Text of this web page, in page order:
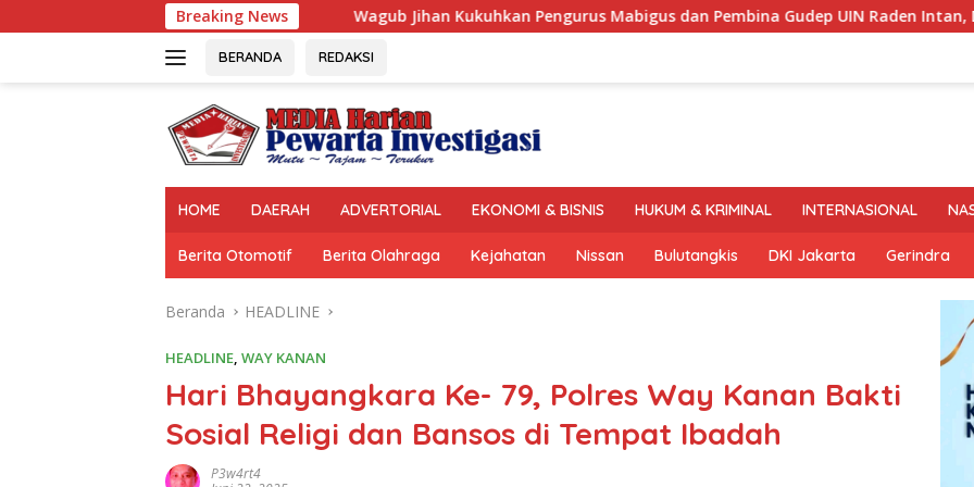
ke
Breaking News
Wagub Jihan Kukuhkan Pengurus Mabigus dan Pembina Gudep UIN Raden Intan, Dorong Pramuka Perkuat
BERANDA REDAKSI
HOME DAERAH ADVERTORIAL EKONOMI & BISNIS HUKUM & KRIMINAL INTERNASIONAL
Berita Otomotif Berita Olahraga Kejahatan Nissan Bulutangkis DKI Jakarta Gerindra
Beranda HEADLINE
HEADLINE, WAY KANAN
Hari Bhayangkara Ke- 79, Polres Way Kanan Bakti
Sosial Religi dan Bansos di Tempat Ibadah
P3w4rt4